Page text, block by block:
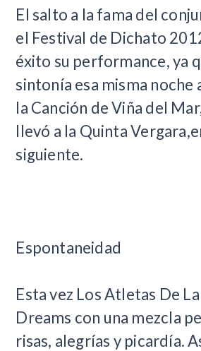
El salto a la fama del
el Festival de Dichato
éxito su performance, ya
sintonía esa misma noche
la Canción de Viña del
llevó a la Quinta
siguiente.
Espontaneidad
Esta vez Los Atletas De
Dreams con una mezcla
risas, alegrías y picardía.